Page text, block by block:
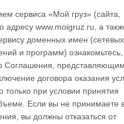
сервиса «Мой груз» (сайта,
адресу www.moigruz.ru, а
доменных имен (сетевых
и программ) ознакомьтесь,
Соглашения,
договора оказания
только при условии принятия
Если вы не принимаете
вы должны отказаться от